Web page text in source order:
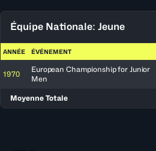
Équipe Nationale: Jeune
ANNÉE ÉVÉNEMENT
1970
European Championship for Junior
Men
Moyenne Totale